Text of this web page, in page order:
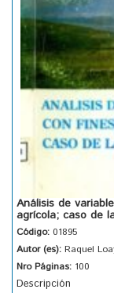
Análisis de
agrícola; caso de
Código: 01895
Autor (es): Raquel
Nro Páginas: 100
Descripción